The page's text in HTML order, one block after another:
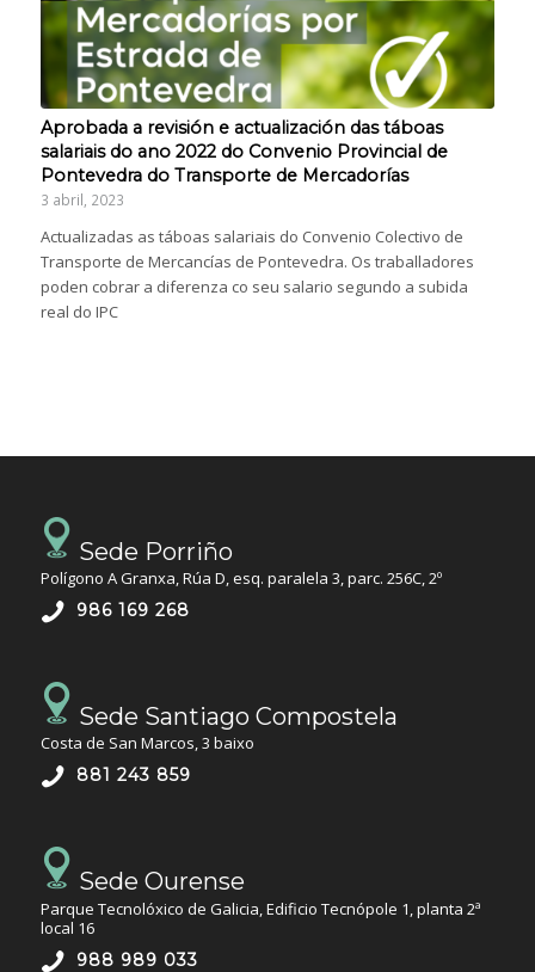
Aprobada a revisión e actualización das táboas
salariais do ano 2022 do Convenio Provincial de
Pontevedra do Transporte de Mercadorías
3 abril, 2023
Actualizadas as táboas salariais do Convenio Colectivo de
Transporte de Mercancías de Pontevedra. Os traballadores
poden cobrar a diferenza co seu salario segundo a subida
real do IPC
Sede Porriño
Polígono A Granxa, Rúa D, esq. paralela 3, parc. 256C, 2º
986 169 268
Sede Santiago Compostela
Costa de San Marcos, 3 baixo
881 243 859
Sede Ourense
Parque Tecnolóxico de Galicia, Edificio Tecnópole 1, planta 2ª
local 16
988 989 033